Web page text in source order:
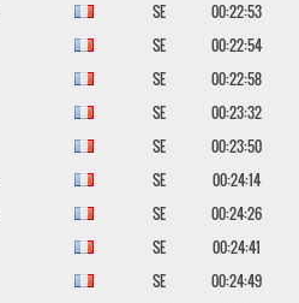
SE
00:22:53
SE
00:22:54
SE
00:22:58
SE
00:23:32
SE
00:23:50
SE
00:24:14
SE
00:24:26
SE
00:24:41
SE
00:24:49